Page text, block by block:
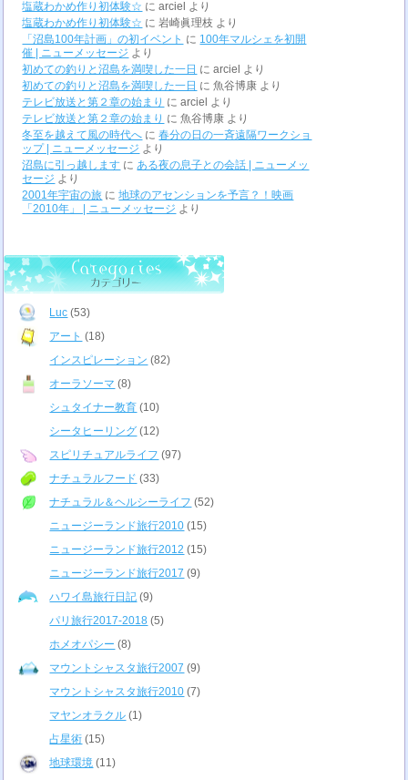
塩蔵わかめ作り初体験☆ にarciel
より
塩蔵わかめ作り初体験☆ に岩崎眞理枝 より
「沼島100年計画」の初イベント に 100年マルシェを初開
催 | ニューメッセージ より
初めての釣りと沼島を満喫した一日 にarciel
より
初めての釣りと沼島を満喫した一日 に魚谷博康 より
テレビ放送と第２章の始まり にarciel
より
テレビ放送と第２章の始まり に魚谷博康 より
冬至を越えて風の時代へ に春分の日の一斉遠隔ワークショ
ップ | ニューメッセージ より
沼島に引っ越します に ある夜の息子との会話 | ニューメッ
セージ より
2001年宇宙の旅 に地球のアセンションを予言？！映画
「2010年」 | ニューメッセージ より
Luc (53)
アート (18)
インスピレーション (82)
オーラソーマ (8)
シュタイナー教育 (10)
シータヒーリング (12)
スピリチュアルライフ (97)
ナチュラルフード (33)
ナチュラル＆ヘルシーライフ (52)
ニュージーランド旅行2010 (15)
ニュージーランド旅行2012 (15)
ニュージーランド旅行2017 (9)
ハワイ島旅行日記 (9)
パリ旅行2017-2018 (5)
ホメオパシー (8)
マウントシャスタ旅行2007 (9)
マウントシャスタ旅行2010 (7)
マヤンオラクル (1)
占星術 (15)
地球環境 (11)